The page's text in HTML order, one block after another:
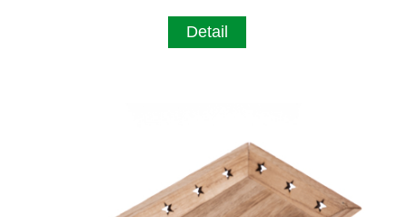
Detail